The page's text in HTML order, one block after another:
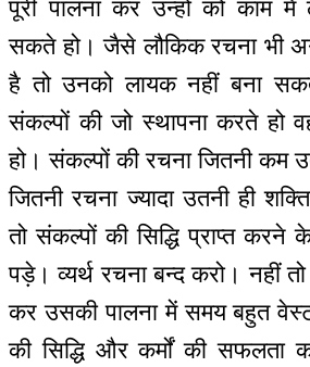
पूरी पालना कर उन्हों को काम में
सकते हो। जैसे लौकिक रचना भी
है तो उनको लायक नहीं बना
संकल्पों की जो स्थापना करते हो
हो। संकल्पों की रचना जितनी कम
जितनी रचना ज्यादा उतनी ही
तो संकल्पों की सिद्धि प्राप्त करने
पड़े। व्यर्थ रचना बन्द करो। नहीं
कर उसकी पालना में समय बहुत
की सिद्धि और कर्मों की सफलता